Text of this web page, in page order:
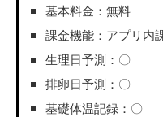
基本料金：無料
課金機能：アプリ内
生理日予測：〇
排卵日予測：〇
基礎体温記録：〇